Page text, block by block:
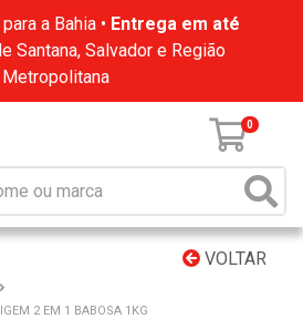
para a Bahia • Entrega em até
Santana, Salvador e Região
Metropolitana
0
VOLTAR
2 EM 1 BABOSA 1KG